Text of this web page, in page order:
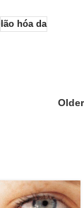
lão hóa da
Older